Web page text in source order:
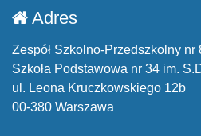
Adres
Zespół Szkolno-Przedszkolny nr
Szkoła Podstawowa nr 34 im.
ul. Leona Kruczkowskiego 12b
00-380 Warszawa